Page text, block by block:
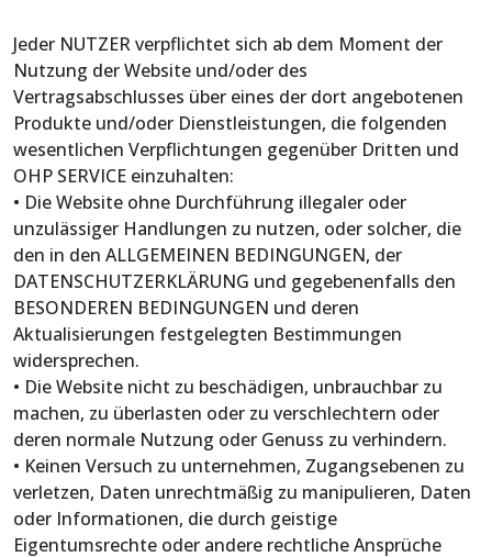
Jeder NUTZER verpflichtet sich ab dem Moment der
Nutzung der Website und/oder des
Vertragsabschlusses über eines der dort angebotenen
Produkte und/oder Dienstleistungen, die folgenden
wesentlichen Verpflichtungen gegenüber Dritten und
OHP SERVICE einzuhalten:
• Die Website ohne Durchführung illegaler oder
unzulässiger Handlungen zu nutzen, oder solcher, die
den in den ALLGEMEINEN BEDINGUNGEN, der
DATENSCHUTZERKLÄRUNG und gegebenenfalls den
BESONDEREN BEDINGUNGEN und deren
Aktualisierungen festgelegten Bestimmungen
widersprechen.
• Die Website nicht zu beschädigen, unbrauchbar zu
machen, zu überlasten oder zu verschlechtern oder
deren normale Nutzung oder Genuss zu verhindern.
• Keinen Versuch zu unternehmen, Zugangsebenen zu
verletzen, Daten unrechtmäßig zu manipulieren, Daten
oder Informationen, die durch geistige
Eigentumsrechte oder andere rechtliche Ansprüche